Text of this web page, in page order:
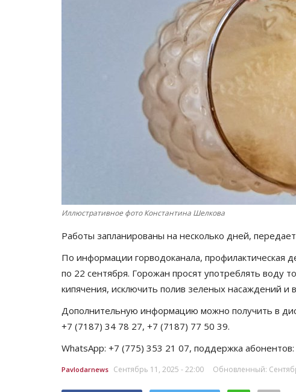
Иллюстративное фото Константина Шелкова
Работы запланированы на несколько дней,
По информации горводоканала, профилактическая
по 22 сентября. Горожан просят употреблять воду
кипячения, исключить полив зеленых насаждений и
Дополнительную информацию можно получить в
+7 (7187) 34 78 27, +7 (7187) 77 50 39.
WhatsApp: +7 (775) 353 21 07, поддержка
Pavlodarnews Сентябрь 11, 2025 - 22:00 Обновленный: